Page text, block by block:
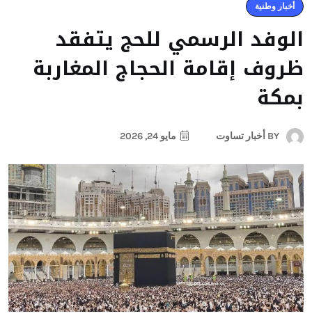
أخبار وطنية
الوفد الرسمي للحج يتفقد
ظروف إقامة الحجاج المغاربة
بمكة
BY أخبار تساوت مايو 24, 2026